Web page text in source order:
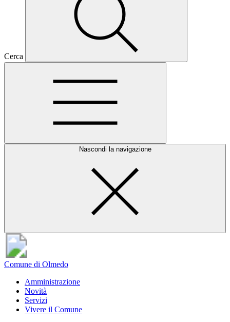
Cerca
Nascondi la navigazione
Comune di Olmedo
Amministrazione
Novità
Servizi
Vivere il Comune